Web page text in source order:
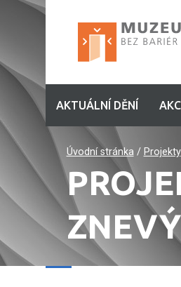
AKTUÁLNÍ DĚNÍ
Úvodní stránka/ Projekty